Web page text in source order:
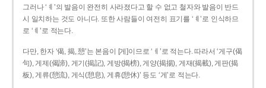
그러나 ‘ㅖ’의 발음이 완전히 사라졌다고 할 수 없고 철자와 발음이 반드
시 일치하는 것도 아니다. 또한 사람들이 여전히 표기를 ‘ㅖ’로 인식하므
로 ‘ㅖ’로 적는다.
다만, 한자 ‘偈, 揭, 憩’는 본음이 [게]이므로 ‘ㅔ’로 적는다. 따라서 ‘게구(偈
句), 게제(偈諦), 게기(揭記), 게방(揭榜), 게양(揭揚), 게재(揭載), 게판(揭
板), 게류(憩流), 게식(憩息), 게휴(憩休)’ 등도 ‘게’로 적는다.